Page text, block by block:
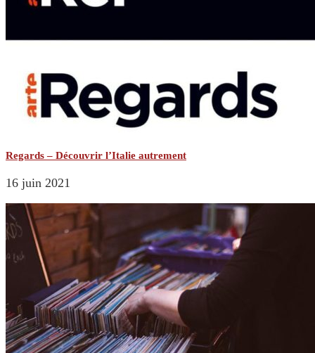
Regards – Découvrir l’Italie autrement
16 juin 2021